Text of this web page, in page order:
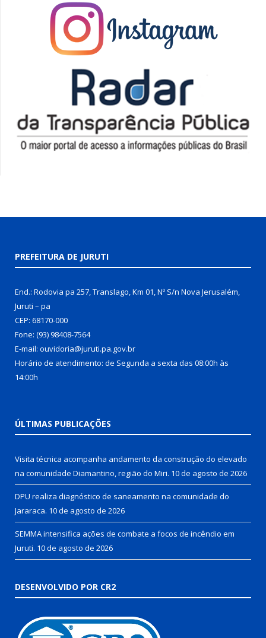
PREFEITURA DE JURUTI
End.: Rodovia pa 257, Translago, Km 01, Nº S/n Nova Jerusalém,
Juruti – pa
CEP: 68170-000
Fone: (93) 98408-7564
E-mail: ouvidoria@juruti.pa.gov.br
Horário de atendimento: de Segunda a sexta das 08:00h às
14:00h
ÚLTIMAS PUBLICAÇÕES
Visita técnica acompanha andamento da construção do elevado
na comunidade Diamantino, região do Miri. 10 de agosto de 2026
DPU realiza diagnóstico de saneamento na comunidade do
Jararaca. 10 de agosto de 2026
SEMMA intensifica ações de combate a focos de incêndio em
Juruti. 10 de agosto de 2026
DESENVOLVIDO POR CR2